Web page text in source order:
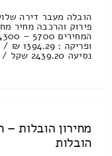
הובלה מעבר דירה
נסיעה 2439.20 שקל / זמן נסיעה בין ערים 4 [...]
מחירון הובלות –
הובלות